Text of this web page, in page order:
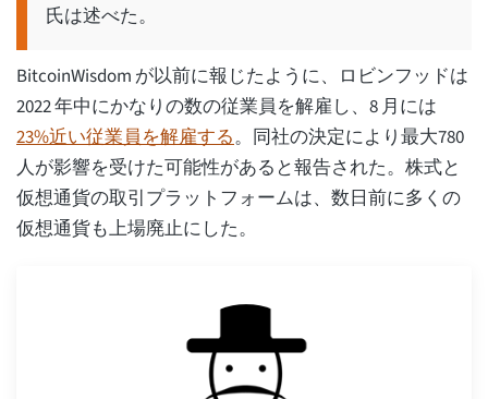
氏は述べた。
BitcoinWisdom が以前に報じたように、ロビンフッドは
2022 年中にかなりの数の従業員を解雇し、8 月には
23%近い従業員を解雇する。同社の決定により最大780
人が影響を受けた可能性があると報告された。株式と
仮想通貨の取引プラットフォームは、数日前に多くの
仮想通貨も上場廃止にした。